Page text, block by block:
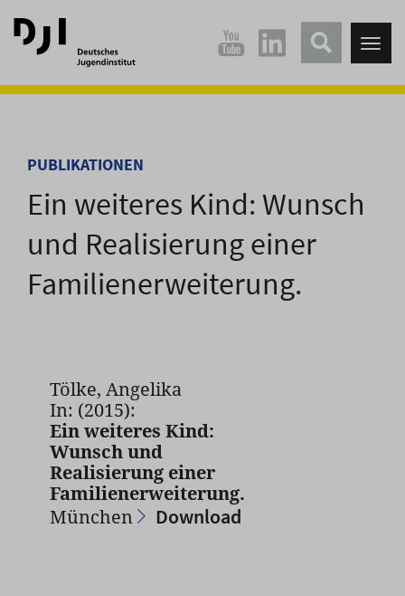
Direkt
zum
Hauptinhalt
Direkt
zum
Hauptmenü
PUBLIKATIONEN
Ein weiteres Kind: Wunsch
und Realisierung einer
Familienerweiterung.
Tölke, Angelika
In: (2015):
Ein weiteres Kind:
Wunsch und
Realisierung einer
Familienerweiterung.
München
Download